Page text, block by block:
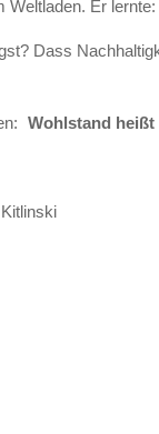
Weltladen. Er
Dass
Wohlstand